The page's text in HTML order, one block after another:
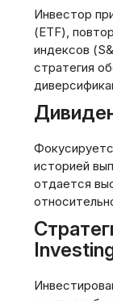
Инвестор
(ETF),
индексов
стратегия
историей
отдается